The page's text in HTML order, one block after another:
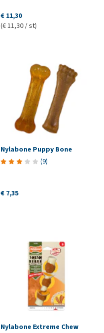
€ 11,30
(€ 11,30 / st)
Nylabone Puppy Bone
(9)
€ 7,35
Nylabone Extreme Chew